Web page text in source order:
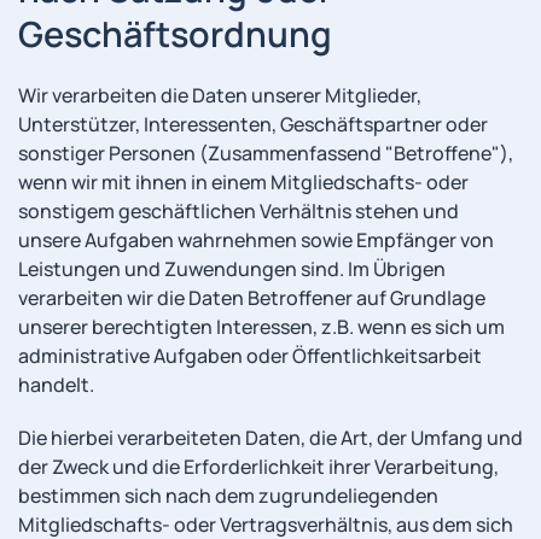
Geschäftsordnung
Wir verarbeiten die Daten unserer Mitglieder,
Unterstützer, Interessenten, Geschäftspartner oder
sonstiger Personen (Zusammenfassend "Betroffene"),
wenn wir mit ihnen in einem Mitgliedschafts- oder
sonstigem geschäftlichen Verhältnis stehen und
unsere Aufgaben wahrnehmen sowie Empfänger von
Leistungen und Zuwendungen sind. Im Übrigen
verarbeiten wir die Daten Betroffener auf Grundlage
unserer berechtigten Interessen, z.B. wenn es sich um
administrative Aufgaben oder Öffentlichkeitsarbeit
handelt.
Die hierbei verarbeiteten Daten, die Art, der Umfang und
der Zweck und die Erforderlichkeit ihrer Verarbeitung,
bestimmen sich nach dem zugrundeliegenden
Mitgliedschafts- oder Vertragsverhältnis, aus dem sich